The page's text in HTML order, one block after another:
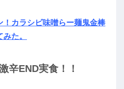
！カラシビ味噌らー麺鬼金棒
た。
辛END実食！！